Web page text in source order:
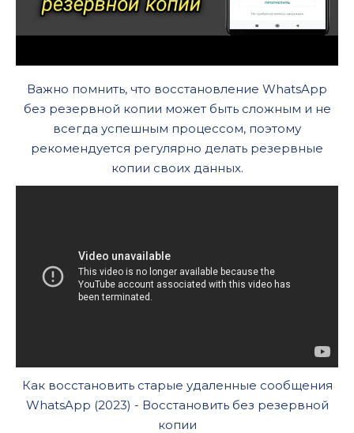
Важно помнить, что восстановление WhatsApp
без резервной копии может быть сложным и не
всегда успешным процессом, поэтому
рекомендуется регулярно делать резервные
копии своих данных.
Как восстановить старые удаленные сообщения
WhatsApp (2023) - Восстановить без резервной
копии